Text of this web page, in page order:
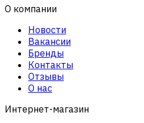
О компании
Новости
Вакансии
Бренды
Контакты
Отзывы
О нас
Интернет-магазин